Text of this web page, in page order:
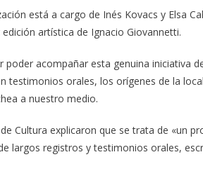
está a cargo de Inés Kovacs y Elsa
artística de Ignacio Giovannetti.
poder acompañar esta genuina iniciativa
testimonios orales, los orígenes de la
a nuestro medio.
Cultura explicaron que se trata de «un
largos registros y testimonios orales,